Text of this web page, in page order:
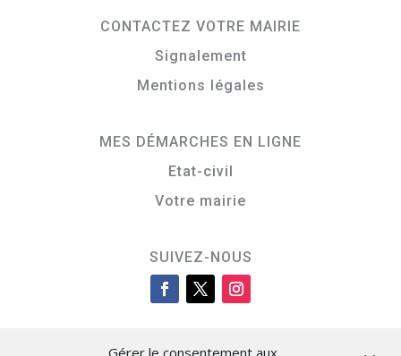
Gérer le consentement aux
CONTACTEZ VOTRE MAIRIE
Signalement
Mentions légales
MES DÉMARCHES EN LIGNE
Etat-civil
Votre mairie
SUIVEZ-NOUS